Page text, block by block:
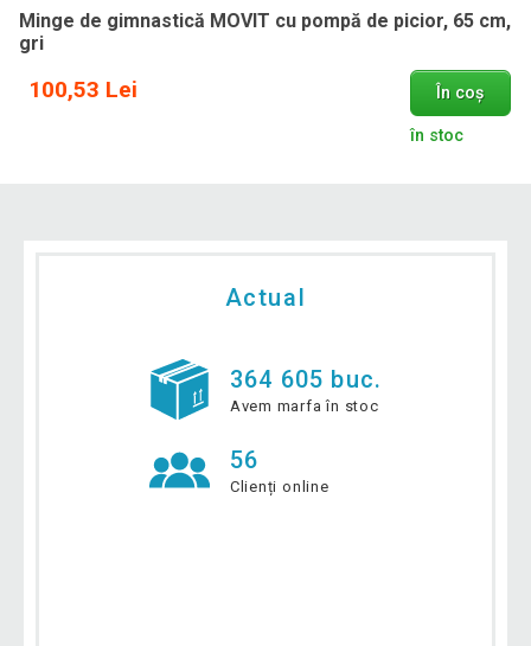
Minge de gimnastică MOVIT cu pompă de picior, 65 cm,
gri
100,53 Lei În coș
în stoc
Actual
364 605 buc.
Avem marfa în stoc
56
Clienți online